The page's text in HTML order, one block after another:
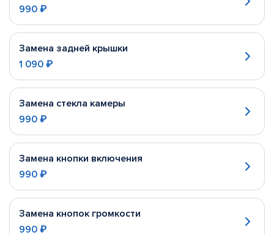
990 ₽
Замена задней крышки
1 090 ₽
Замена стекла камеры
990 ₽
Замена кнопки включения
990 ₽
Замена кнопок громкости
990 ₽